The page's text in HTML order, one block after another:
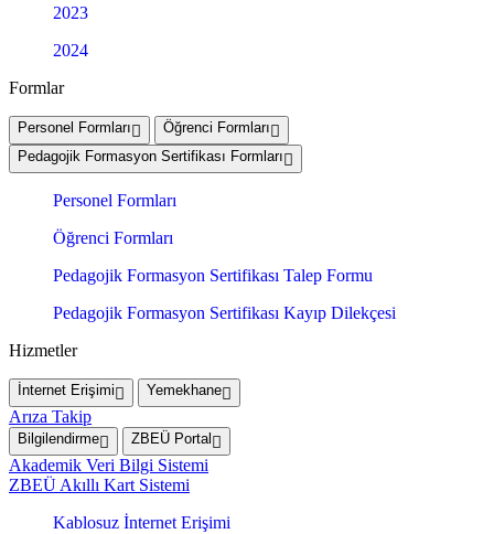
2023
2024
Formlar
Personel Formları
Öğrenci Formları
Pedagojik Formasyon Sertifikası Formları
Personel Formları
Öğrenci Formları
Pedagojik Formasyon Sertifikası Talep Formu
Pedagojik Formasyon Sertifikası Kayıp Dilekçesi
Hizmetler
İnternet Erişimi Yemekhane
Arıza Takip
Bilgilendirme ZBEÜ Portal
Akademik Veri Bilgi Sistemi
ZBEÜ Akıllı Kart Sistemi
Kablosuz İnternet Erişimi